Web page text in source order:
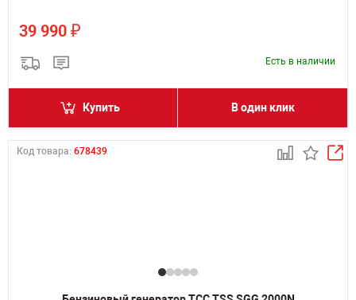
39 990 ₽
Есть в наличии
Купить В один клик
Код товара: 678439